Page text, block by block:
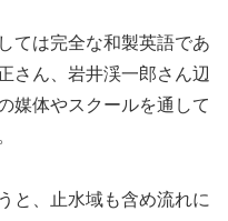
ては完全な和製英語であ
さん、岩井渓一郎さん辺
媒体やスクールを通して
と、止水域も含め流れに